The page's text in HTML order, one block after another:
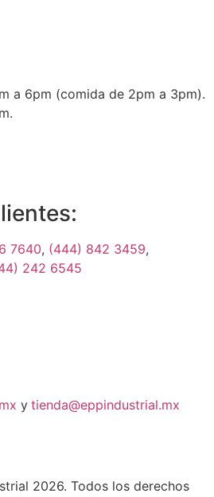
a 6pm (comida de 2pm a 3pm).
7640, (444) 842 3459,
242 6545
y tienda@eppindustrial.mx
2026. Todos los derechos